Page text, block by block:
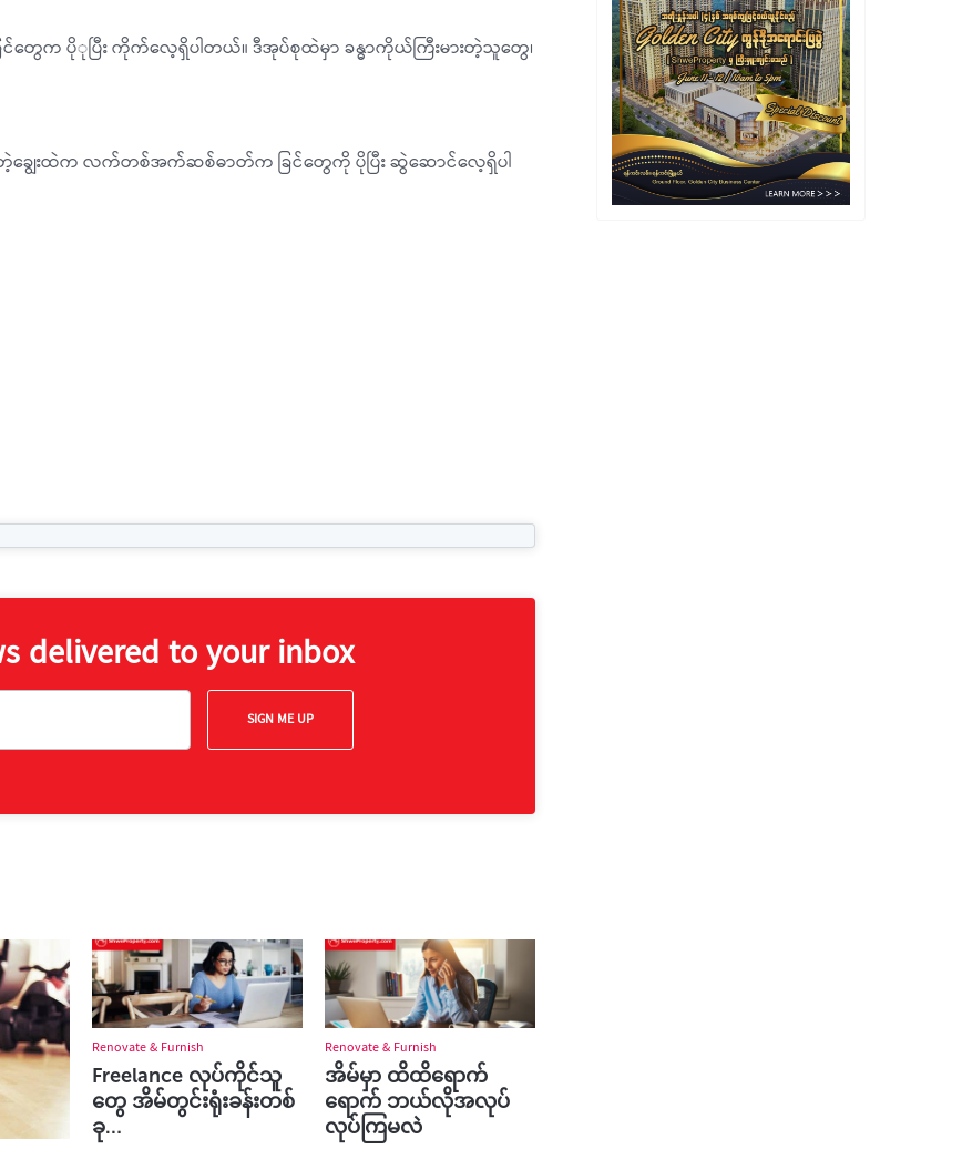
ေက ပိုုပြီး ကိုက်လေ့ရှိပါတယ်။ ဒီအုပ်စုထဲမှာ ခန္ဓာကိုယ်ကြီးမားတဲ့သူတွေ၊
ချွေးထဲက လက်တစ်အက်ဆစ်ဓာတ်က ခြင်တွေကို ပိုပြီး ဆွဲဆောင်လေ့ရှိပါ
delivered to your inbox
SIGN ME UP
Renovate & Furnish
Freelance လုပ်ကိုင်သူ
တွေ အိမ်တွင်းရုံးခန်းတစ်
ခု…
Renovate & Furnish
အိမ်မှာ ထိထိရောက်
ရောက် ဘယ်လိုအလုပ်
လုပ်ကြမလဲ